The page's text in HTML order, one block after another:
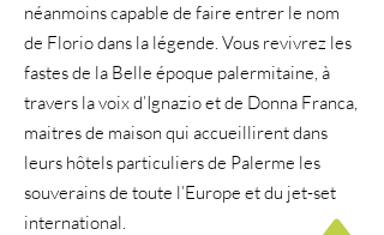
néanmoins capable de faire entrer le nom
de Florio dans la légende. Vous revivrez les
fastes de la Belle époque palermitaine, à
travers la voix d’Ignazio et de Donna Franca,
maitres de maison qui accueillirent dans
leurs hôtels particuliers de Palerme les
souverains de toute l’Europe et du jet-set
international.